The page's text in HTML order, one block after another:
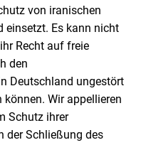
von iranischen
einsetzt. Es kann nicht
Recht auf freie
den
Deutschland ungestört
Wir appellieren
Schutz ihrer
der Schließung des